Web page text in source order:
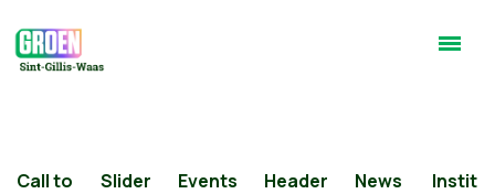
Call to
Slider
Events
Header
News